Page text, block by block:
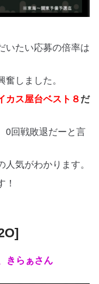
いたい応募の倍率は
しました。
カス屋台ベスト８だ
0回戦敗退だーと言
気がわかります。
きらぁさん